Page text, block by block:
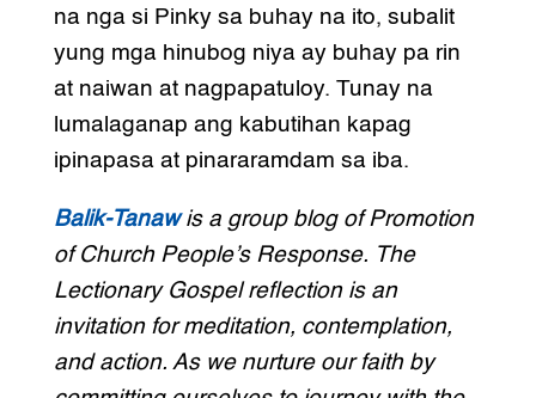
na nga si Pinky sa buhay na ito, subalit
yung mga hinubog niya ay buhay pa rin
at naiwan at nagpapatuloy. Tunay na
lumalaganap ang kabutihan kapag
ipinapasa at pinararamdam sa iba.
Balik-Tanawis a group blog of Promotion
of Church People’s Response. The
Lectionary Gospel reflection is an
invitation for meditation, contemplation,
and action. As we nurture our faith by